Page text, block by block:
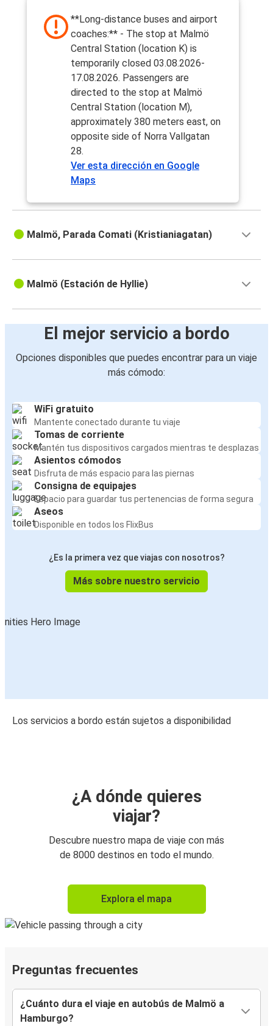
**Long-distance buses and airport
coaches:** - The stop at Malmö
Central Station (location K) is
temporarily closed 03.08.2026-
17.08.2026. Passengers are
directed to the stop at Malmö
Central Station (location M),
approximately 380 meters east, on
opposite side of Norra Vallgatan
28.
Ver esta dirección en Google
Maps
Malmö, Parada Comati (Kristianiagatan)
Malmö (Estación de Hyllie)
El mejor servicio a bordo
Opciones disponibles que puedes encontrar para un viaje
más cómodo:
WiFi gratuito
Mantente conectado durante tu viaje
Tomas de corriente
Mantén tus dispositivos cargados mientras te desplazas
Asientos cómodos
Disfruta de más espacio para las piernas
Consigna de equipajes
Espacio para guardar tus pertenencias de forma segura
Aseos
Disponible en todos los FlixBus
¿Es la primera vez que viajas con nosotros?
Más sobre nuestro servicio
Los servicios a bordo están sujetos a disponibilidad
¿A dónde quieres
viajar?
Descubre nuestro mapa de viaje con más
de 8000 destinos en todo el mundo.
Explora el mapa
Preguntas frecuentes
¿Cuánto dura el viaje en autobús de Malmö a
Hamburgo?